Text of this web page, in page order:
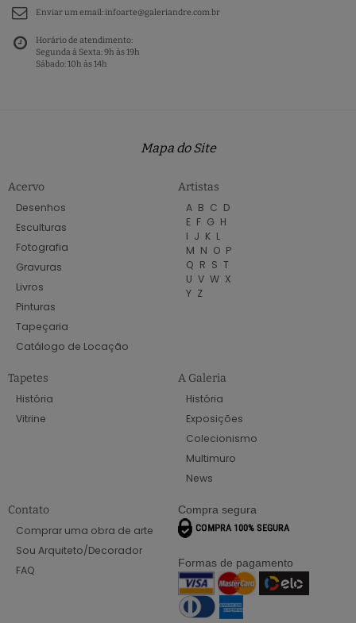
Enviar um email:infoarte@galeriandre.com.br
Horário de atendimento:
Segunda à Sexta: 9h às 19h
Sábado: 10h às 14h
Mapa do Site
Acervo
Desenhos
Esculturas
Fotografia
Gravuras
Livros
Pinturas
Tapeçaria
Catálogo de Locação
Artistas
A B C D
E F G H
I J K L
M N O P
Q R S T
U V W X
Y Z
Tapetes
História
Vitrine
A Galeria
História
Exposições
Colecionismo
Multimuro
News
Contato
Comprar uma obra de arte
Sou Arquiteto/Decorador
FAQ
Compra segura
Formas de pagamento